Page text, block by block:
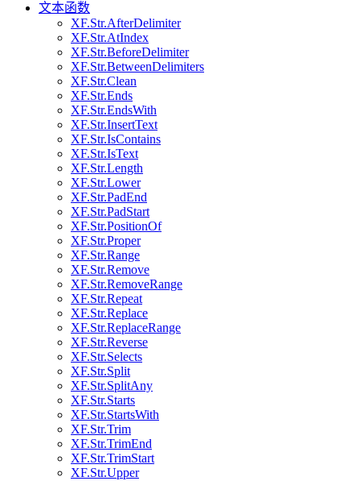
文本函数
XF.Str.AfterDelimiter
XF.Str.AtIndex
XF.Str.BeforeDelimiter
XF.Str.BetweenDelimiters
XF.Str.Clean
XF.Str.Ends
XF.Str.EndsWith
XF.Str.InsertText
XF.Str.IsContains
XF.Str.IsText
XF.Str.Length
XF.Str.Lower
XF.Str.PadEnd
XF.Str.PadStart
XF.Str.PositionOf
XF.Str.Proper
XF.Str.Range
XF.Str.Remove
XF.Str.RemoveRange
XF.Str.Repeat
XF.Str.Replace
XF.Str.ReplaceRange
XF.Str.Reverse
XF.Str.Selects
XF.Str.Split
XF.Str.SplitAny
XF.Str.Starts
XF.Str.StartsWith
XF.Str.Trim
XF.Str.TrimEnd
XF.Str.TrimStart
XF.Str.Upper